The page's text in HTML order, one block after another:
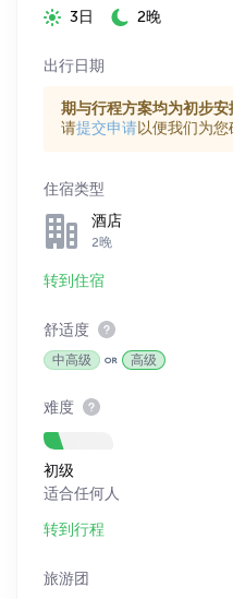
3日
2晚
出行日期
期与行程方案均为初步安
请提交申请以便我们为
住宿类型
酒店
2晚
转到住宿
舒适度
中高级 高级
难度
初级
适合任何人
转到行程
旅游团